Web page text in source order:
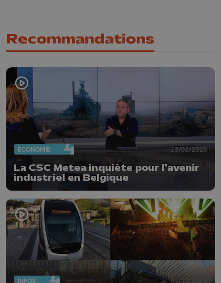
Recommandations
ECONOMIE 13/02/2026
La CSC Metea inquiète pour l'avenir
industriel en Belgique
INFOS 31/12/2025